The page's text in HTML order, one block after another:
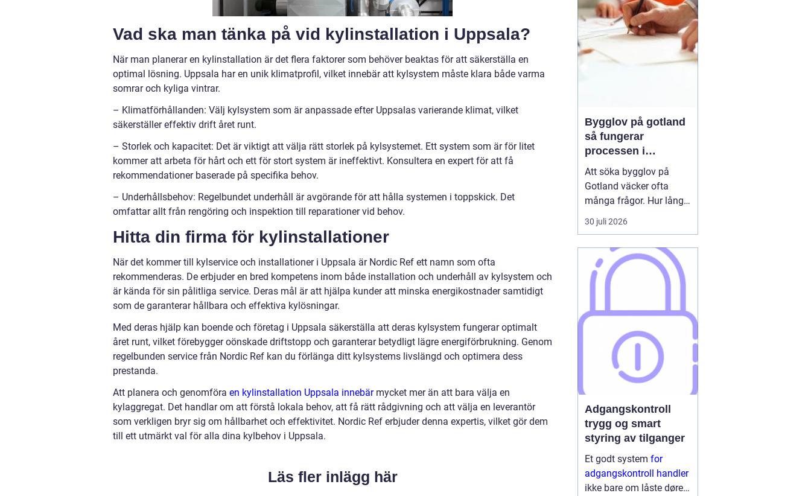
Vad ska man tänka på vid kylinstallation i Uppsala?
När man planerar en kylinstallation är det flera faktorer som behöver beaktas för att säkerställa en
optimal lösning. Uppsala har en unik klimatprofil, vilket innebär att kylsystem måste klara både varma
somrar och kyliga vintrar.
– Klimatförhållanden: Välj kylsystem som är anpassade efter Uppsalas varierande klimat, vilket
säkerställer effektiv drift året runt.
– Storlek och kapacitet: Det är viktigt att välja rätt storlek på kylsystemet. Ett system som är för litet
kommer att arbeta för hårt och ett för stort system är ineffektivt. Konsultera en expert för att få
rekommendationer baserade på specifika behov.
– Underhållsbehov: Regelbundet underhåll är avgörande för att hålla systemen i toppskick. Det
omfattar allt från rengöring och inspektion till reparationer vid behov.
Hitta din firma för kylinstallationer
När det kommer till kylservice och installationer i Uppsala är Nordic Ref ett namn som ofta
rekommenderas. De erbjuder en bred kompetens inom både installation och underhåll av kylsystem och
är kända för sin pålitliga service. Deras mål är att hjälpa kunder att minska energikostnader samtidigt
som de garanterar hållbara och effektiva kylösningar.
Med deras hjälp kan boende och företag i Uppsala säkerställa att deras kylsystem fungerar optimalt
året runt, vilket förebygger oönskade driftstopp och garanterar betydligt lägre energiförbrukning. Genom
regelbunden service från Nordic Ref kan du förlänga ditt kylsystems livslängd och optimera dess
prestanda.
Att planera och genomföra en kylinstallation Uppsala innebärmycket mer än att bara välja en
kylaggregat. Det handlar om att förstå lokala behov, att få rätt rådgivning och att välja en leverantör
som verkligen bryr sig om hållbarhet och effektivitet. Nordic Ref erbjuder denna expertis, vilket gör dem
till ett utmärkt val för alla dina kylbehov i Uppsala.
Läs fler inlägg här
Bygglov på gotland
så fungerar
processen i
praktiken
Att söka bygglov på
Gotland väcker ofta
många frågor. Hur lång
tid tar det? Vilka
handlingar behövs? Och
nära havet eller i Visbys
känsliga kulturmiljö? För
den som sällan har
kan bygglovsregler
kännas både ...
30 juli 2026
Adgangskontroll
trygg og smart
styring av tilganger
Et godt system for
adgangskontroll handler
ikke bare om låste dører.